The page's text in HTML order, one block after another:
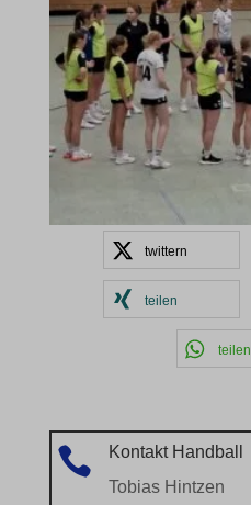
twittern
teilen
teilen

Kontakt Handball
Tobias Hintzen